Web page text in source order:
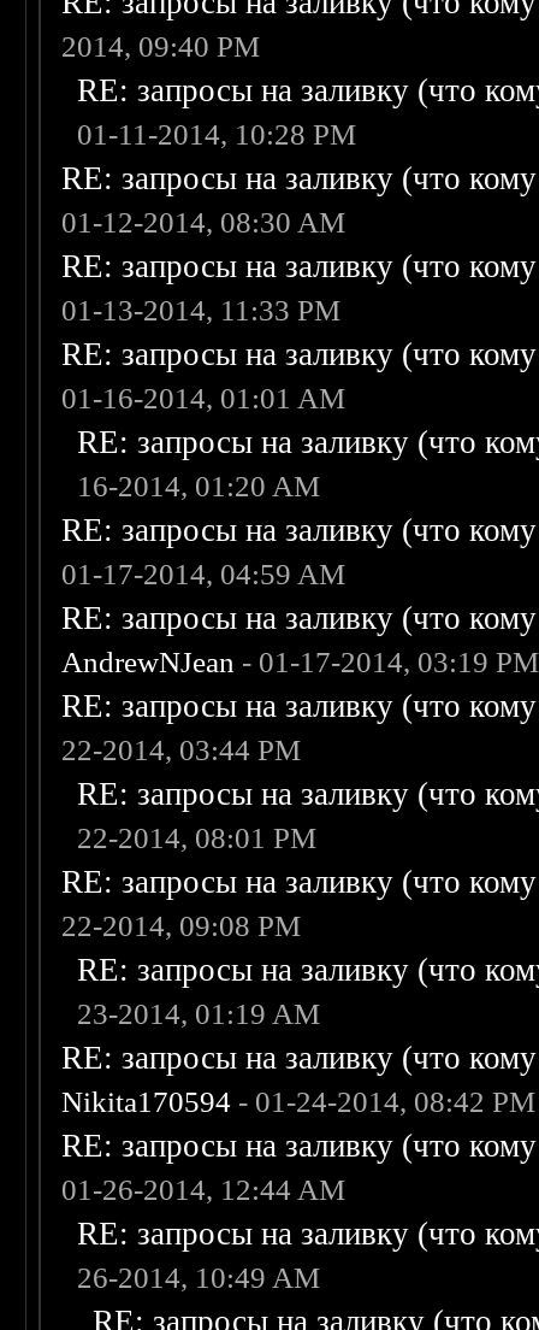
2014, 09:40 PM
RE: запросы на заливку (что
01-11-2014, 10:28 PM
RE: запросы на заливку (что
01-12-2014, 08:30 AM
RE: запросы на заливку (что
01-13-2014, 11:33 PM
RE: запросы на заливку (что
01-16-2014, 01:01 AM
RE: запросы на заливку (что
16-2014, 01:20 AM
RE: запросы на заливку (что
01-17-2014, 04:59 AM
RE: запросы на заливку (что
AndrewNJean - 01-17-2014, 03:19 PM
RE: запросы на заливку (что
22-2014, 03:44 PM
RE: запросы на заливку (что
22-2014, 08:01 PM
RE: запросы на заливку (что
22-2014, 09:08 PM
RE: запросы на заливку (что
23-2014, 01:19 AM
RE: запросы на заливку (что
Nikita170594 - 01-24-2014, 08:42 PM
RE: запросы на заливку (что
01-26-2014, 12:44 AM
RE: запросы на заливку (что
26-2014, 10:49 AM
RE: запросы на заливку (что